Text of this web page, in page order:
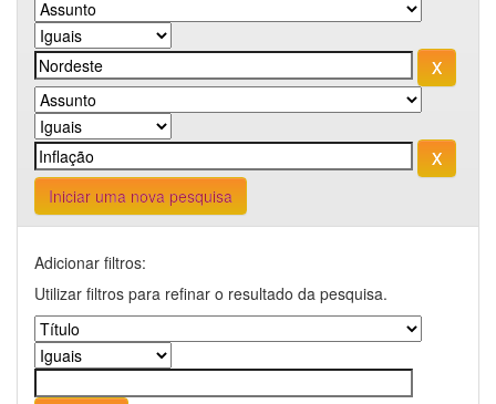
Iniciar uma nova pesquisa
Adicionar filtros:
Utilizar filtros para refinar o resultado da pesquisa.